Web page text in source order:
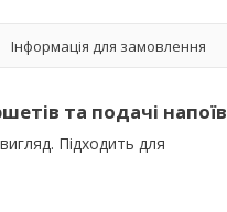
Інформація для замовлення
та подачі напоїв
Підходить для